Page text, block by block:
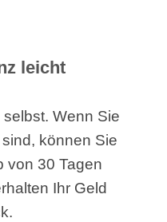
leicht
Wenn Sie
können Sie
von 30 Tagen
Ihr Geld